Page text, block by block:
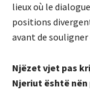
lieux où le
positions
avant de souligner
Njëzet vjet pas
Njeriut është nën